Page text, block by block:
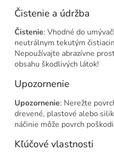
Čistenie a údržba
Čistenie: Vhodné do
neutrálnym tekutým
Nepoužívajte abrazívne
obsahu škodlivých látok!
Upozornenie
Upozornenie: Nerežte
drevené, plastové alebo
náčinie môže povrch
Kľúčové vlastnosti